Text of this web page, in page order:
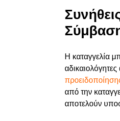
Η καταγγελία
από την
αποτελούν